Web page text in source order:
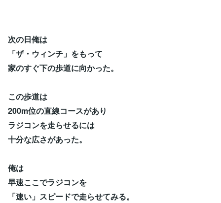
次の日俺は
「ザ・ウィンチ」をもって
家のすぐ下の歩道に向かった。
この歩道は
200m位の直線コースがあり
ラジコンを走らせるには
十分な広さがあった。
俺は
早速ここでラジコンを
「速い」スピードで走らせてみる。